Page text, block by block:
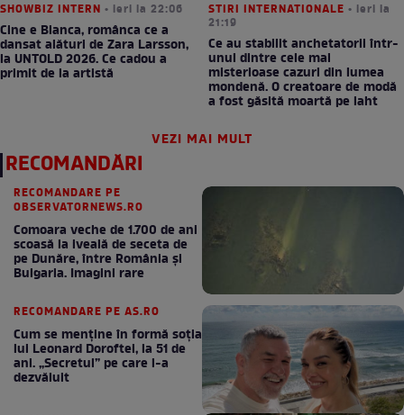
SHOWBIZ INTERN • ieri la 22:06
Cine e Bianca, românca ce a
dansat alături de Zara Larsson,
la UNTOLD 2026. Ce cadou a
primit de la artistă
STIRI INTERNATIONALE • ieri la
21:19
Ce au stabilit anchetatorii într-
unul dintre cele mai
misterioase cazuri din lumea
mondenă. O creatoare de modă
a fost găsită moartă pe iaht
VEZI MAI MULT
RECOMANDĂRI
RECOMANDARE PE
OBSERVATORNEWS.RO
Comoara veche de 1.700 de ani
scoasă la iveală de seceta de
pe Dunăre, între România şi
Bulgaria. Imagini rare
RECOMANDARE PE AS.RO
Cum se menţine în formă soţia
lui Leonard Doroftei, la 51 de
ani. „Secretul” pe care l-a
dezvăluit